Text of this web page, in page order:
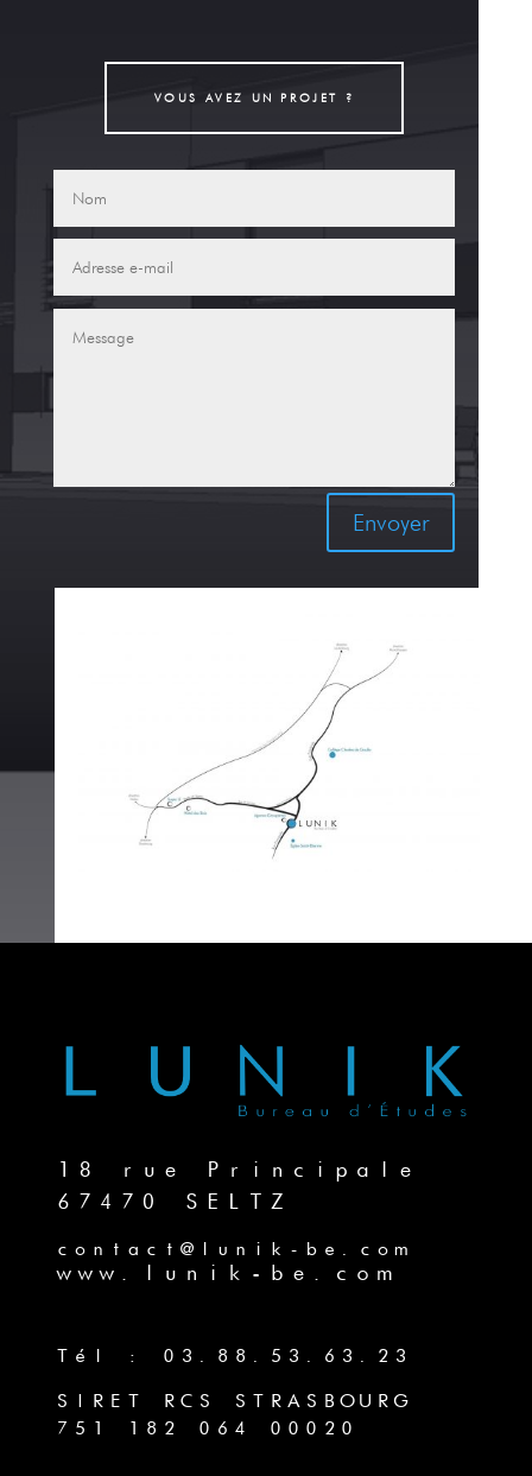
VOUS AVEZ UN PROJET ?
Envoyer
18 rue Principale
67470 SELTZ
contact@lunik-be.com
www.lunik-be.com
Tél : 03.88.53.63.23
SIRET RCS STRASBOURG
751 182 064 00020